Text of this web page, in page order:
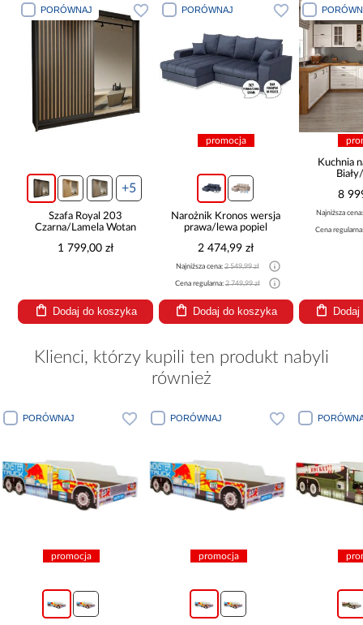
PORÓWNAJ
+5
Szafa Royal 203
Czarna/Lamela Wotan
1 799,00 zł
Dodaj do koszyka
PORÓWNAJ
promocja
Narożnik Kronos wersja
prawa/lewa popiel
2 474,99 zł
Najniższa cena:2 549,99 zł
Cena regularna:2 749,99 zł
Dodaj do koszyka
Kuchnia
8
Najniższa
Cena
Klienci, którzy kupili ten produkt nabyli
również
PORÓWNAJ
promocja
PORÓWNAJ
promocja